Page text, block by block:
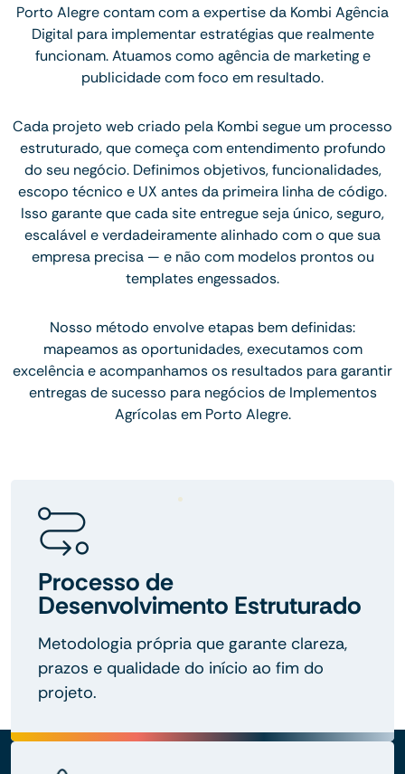
Porto Alegre contam com a expertise da Kombi Agência
Digital para implementar estratégias que realmente
funcionam. Atuamos como agência de marketing e
publicidade com foco em resultado.
Cada projeto web criado pela Kombi segue um processo
estruturado, que começa com entendimento profundo
do seu negócio. Definimos objetivos, funcionalidades,
escopo técnico e UX antes da primeira linha de código.
Isso garante que cada site entregue seja único, seguro,
escalável e verdadeiramente alinhado com o que sua
empresa precisa — e não com modelos prontos ou
templates engessados.
Nosso método envolve etapas bem definidas:
mapeamos as oportunidades, executamos com
excelência e acompanhamos os resultados para garantir
entregas de sucesso para negócios de Implementos
Agrícolas em Porto Alegre.
Processo de
Desenvolvimento Estruturado
Metodologia própria que garante clareza,
prazos e qualidade do início ao fim do
projeto.